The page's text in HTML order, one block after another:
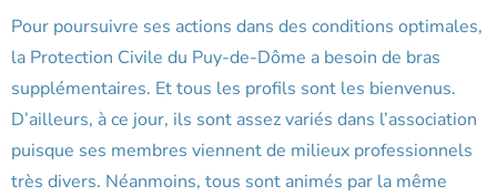
Pour poursuivre ses actions dans des conditions optimales,
la Protection Civile du Puy-de-Dôme a besoin de bras
supplémentaires. Et tous les profils sont les bienvenus.
D’ailleurs, à ce jour, ils sont assez variés dans l’association
puisque ses membres viennent de milieux professionnels
très divers. Néanmoins, tous sont animés par la même